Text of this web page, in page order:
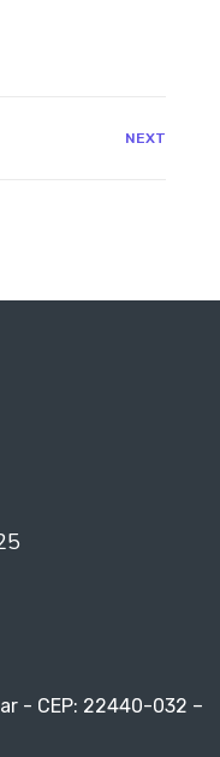
NEXT
- CEP: 22440-032 –